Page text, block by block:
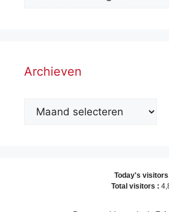
Archieven
Archieven
Today's
Total visitors :